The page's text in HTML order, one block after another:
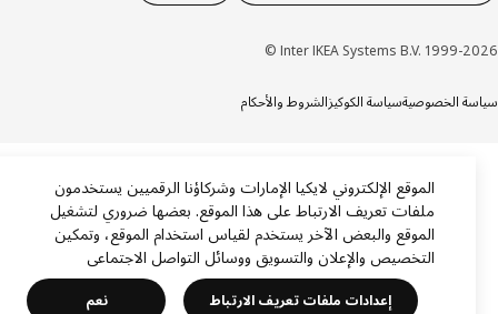
Inter IKEA Systems B.V. 1999-
الخصوصيةسياسة الكوكيزالشروط والأحكام
الموقع الإلكتروني لايكيا الإمارات وشركاؤنا الرقميين يستخدمون
ملفات تعريف الارتباط على هذا الموقع. بعضها ضروري لتشغيل
الموقع والبعض الآخر يستخدم لقياس استخدام الموقع، وتمكين
التخصيص والإعلان والتسويق ووسائل التواصل الاجتماعي
إعدادات ملفات تعريف الارتباط نعم